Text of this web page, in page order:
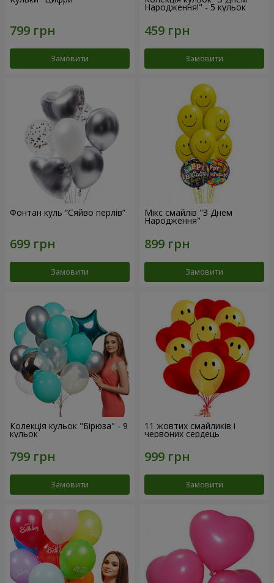
Замовити
Народження!" - 5 кульок
Замовити
Фонтан куль “Сяйво перлів”
Замовити
Мікс смайлів "З Днем
Народження"
Замовити
Колекція кульок "Бірюза" - 9
кульок
Замовити
11 жовтих смайликів і
червоних сердець
Замовити